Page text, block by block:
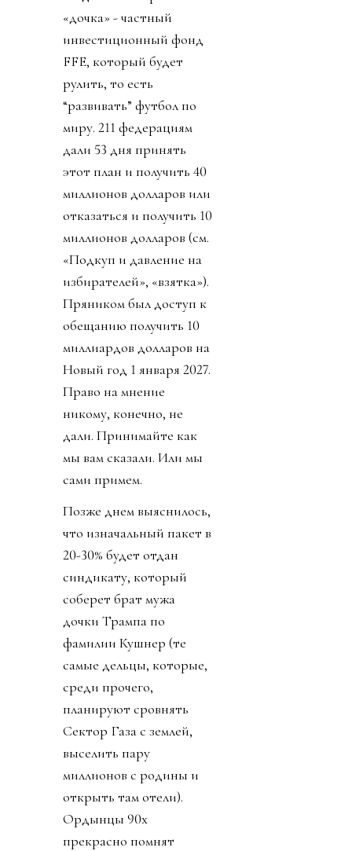
«дочка» - частный
инвестиционный фонд
FFE, который будет
рулить, то есть
“развивать” футбол по
миру. 211 федерациям
дали 53 дня принять
этот план и получить 40
миллионов долларов или
отказаться и получить 10
миллионов долларов (см.
«Подкуп и давление на
избирателей», «взятка»).
Пряником был доступ к
обещанию получить 10
миллиардов долларов на
Новый год 1 января 2027.
Право на мнение
никому, конечно, не
дали. Принимайте как
мы вам сказали. Или мы
сами примем.
Позже днем выяснилось,
что изначальный пакет в
20-30% будет отдан
синдикату, который
соберет брат мужа
дочки Трампа по
фамилии Кушнер (те
самые дельцы, которые,
среди прочего,
планируют сровнять
Сектор Газа с землей,
выселить пару
миллионов с родины и
открыть там отели).
Ордынцы 90х
прекрасно помнят